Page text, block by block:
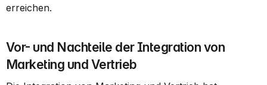
erreichen.
Vor- und Nachteile der Integration von
Marketing und Vertrieb